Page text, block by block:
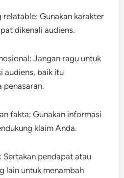
relatable: Gunakan karakter
dikenali audiens.
Jangan ragu untuk
audiens, baik itu
penasaran.
fakta: Gunakan informasi
klaim Anda.
Sertakan pendapat atau
lain untuk menambah